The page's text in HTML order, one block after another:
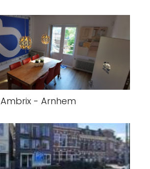
Ambrix - Arnhem